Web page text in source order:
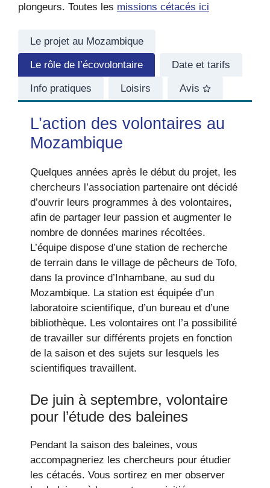
plongeurs. Toutes les missions cétacés ici
Le projet au Mozambique
Le rôle de l’écovolontaire Date et tarifs
Info pratiques Loisirs Avis
L’action des volontaires au
Mozambique
Quelques années après le début du projet, les
chercheurs l’association partenaire ont décidé
d’ouvrir leurs programmes à des volontaires,
afin de partager leur passion et augmenter le
nombre de données marines récoltées.
L’équipe dispose d’une station de recherche
de terrain dans le village de pêcheurs de Tofo,
dans la province d’Inhambane, au sud du
Mozambique. La station est équipée d’un
laboratoire scientifique, d’un bureau et d’une
bibliothèque. Les volontaires ont l’a possibilité
de travailler sur différents projets en fonction
de la saison et des sujets sur lesquels les
scientifiques travaillent.
De juin à septembre, volontaire
pour l’étude des baleines
Pendant la saison des baleines, vous
accompagneriez les chercheurs pour étudier
les cétacés. Vous sortirez en mer observer